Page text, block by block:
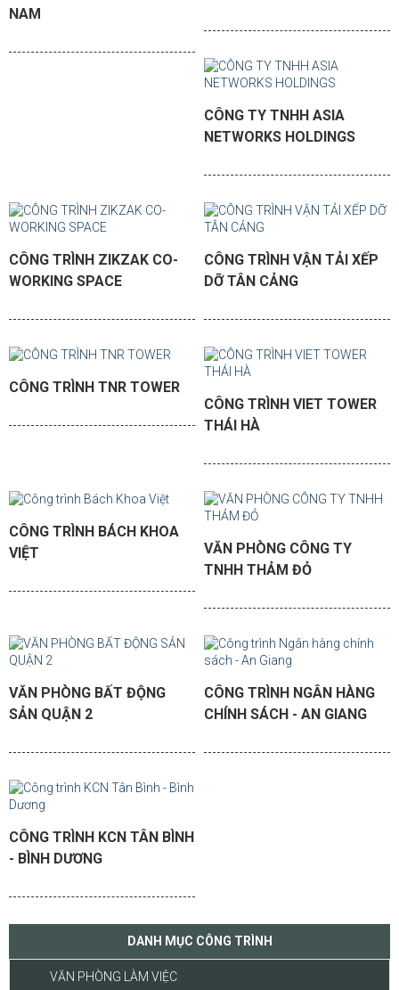
NAM
CÔNG TY TNHH ASIA
NETWORKS HOLDINGS
CÔNG TRÌNH ZIKZAK CO-
WORKING SPACE
CÔNG TRÌNH VẬN TẢI XẾP
DỠ TÂN CẢNG
CÔNG TRÌNH TNR TOWER
CÔNG TRÌNH VIET TOWER
THÁI HÀ
CÔNG TRÌNH BÁCH KHOA
VIỆT
VĂN PHÒNG CÔNG TY
TNHH THẢM ĐỎ
VĂN PHÒNG BẤT ĐỘNG
SẢN QUẬN 2
CÔNG TRÌNH NGÂN HÀNG
CHÍNH SÁCH - AN GIANG
CÔNG TRÌNH KCN TÂN BÌNH
- BÌNH DƯƠNG
DANH MỤC CÔNG TRÌNH
VĂN PHÒNG LÀM VIỆC